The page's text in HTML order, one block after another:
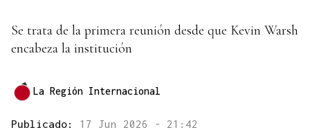
Se trata de la primera reunión desde que Kevin Warsh
encabeza la institución
La Región Internacional
Publicado: 17 Jun 2026 - 21:42